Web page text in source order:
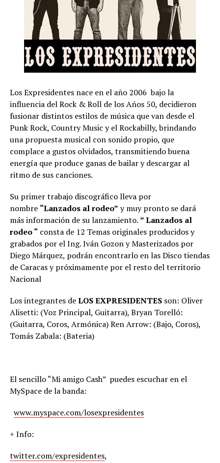
Los Expresidentes nace en el año 2006 bajo la
influencia del Rock & Roll de los Años 50, decidieron
fusionar distintos estilos de música que van desde el
Punk Rock, Country Music y el Rockabilly, brindando
una propuesta musical con sonido propio, que
complace a gustos olvidados, transmitiendo buena
energía que produce ganas de bailar y descargar al
ritmo de sus canciones.
Su primer trabajo discográfico lleva por
nombre “Lanzados al rodeo” y muy pronto se dará
más información de su lanzamiento. ” Lanzados al
rodeo “ consta de 12 Temas originales producidos y
grabados por el Ing. Iván Gozon y Masterizados por
Diego Márquez, podrán encontrarlo en las Disco tiendas
de Caracas y próximamente por el resto del territorio
Nacional
Los integrantes deLOS EXPRESIDENTES son: Oliver
Alisetti: (Voz Principal, Guitarra), Bryan Torelló:
(Guitarra, Coros, Armónica) Ren Arrow: (Bajo, Coros),
Tomás Zabala: (Bateria)
El sencillo “Mi amigo Cash” puedes escuchar en el
MySpace de la banda:
www.myspace.com/losexpresidentes
+ Info:
twitter.com/expresidentes,